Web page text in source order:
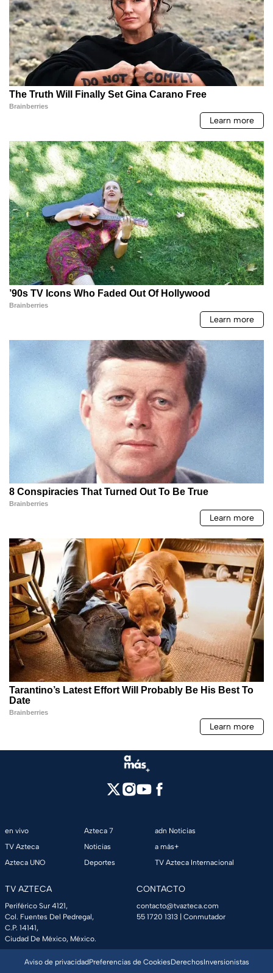
en vivo
TV Azteca
Azteca UNO
Azteca 7
Noticias
Deportes
adn Noticias
a más+
TV Azteca Internacional
TV AZTECA
Periférico Sur 4121,
Col. Fuentes Del Pedregal,
C.P. 14141,
Ciudad De México, México.
CONTACTO
contacto@tvazteca.com
55 1720 1313 | Conmutador
Aviso de privacidadPreferencias de CookiesDerechosInversionistas